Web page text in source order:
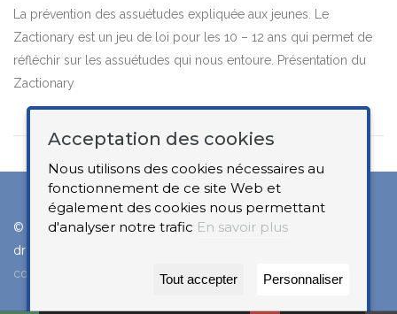
La prévention des assuétudes expliquée aux jeunes. Le
Zactionary est un jeu de loi pour les 10 – 12 ans qui permet de
réfléchir sur les assuétudes qui nous entoure. Présentation du
Zactionary
© 2025LIONS CLUB Laclaireau – Comté de Chiny
droits réservés -
confidentialité
Acceptation des cookies
Nous utilisons des cookies nécessaires au
fonctionnement de ce site Web et
également des cookies nous permettant
d'analyser notre trafic En savoir plus
Tout accepter Personnaliser